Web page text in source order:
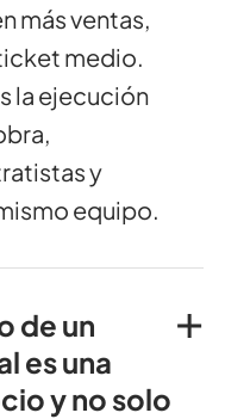
más ventas,
medio.
la ejecución
y
equipo.
de un
es una
y no solo